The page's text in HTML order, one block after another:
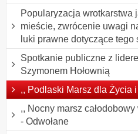
Popularyzacja wrotkarstwa
mieście, zwrócenie uwagi
luki prawne dotyczące tego
Spotkanie publiczne z
Szymonem Hołownią
,, Podlaski Marsz dla Życia
,, Nocny marsz
- Odwołane